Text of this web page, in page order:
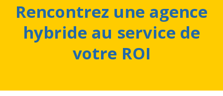
Rencontrez une agence
hybride au service de
votre ROI